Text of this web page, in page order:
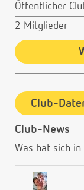
Öffentlicher
2 Mitglieder
Club-
Club-News
Was hat sich